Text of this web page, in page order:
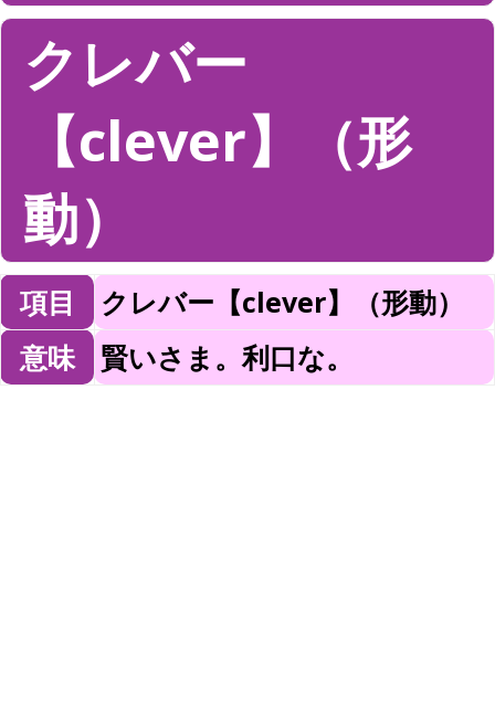
クレバー
【clever】（形
動）
項目
クレバー【clever】（形動）
意味
賢いさま。利口な。